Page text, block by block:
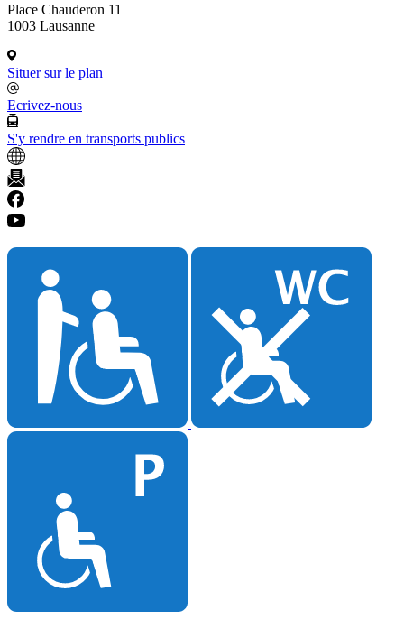
Place Chauderon 11
1003 Lausanne
Situer sur le plan
Ecrivez-nous
S'y rendre en transports publics